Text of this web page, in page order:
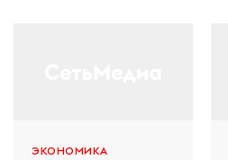
ЭКОНОМИКА